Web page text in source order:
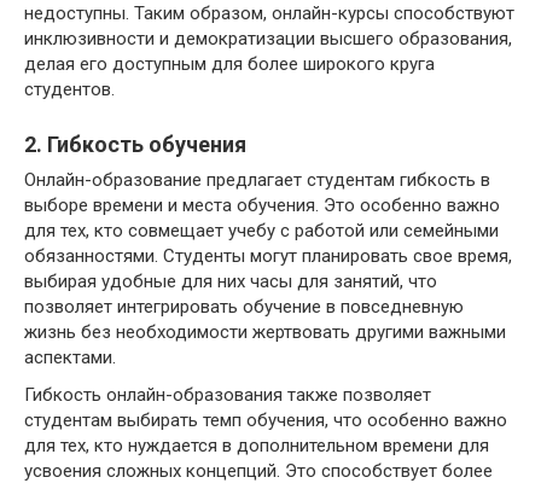
недоступны. Таким образом, онлайн-курсы способствуют
инклюзивности и демократизации высшего образования,
делая его доступным для более широкого круга
студентов.
2. Гибкость обучения
Онлайн-образование предлагает студентам гибкость в
выборе времени и места обучения. Это особенно важно
для тех, кто совмещает учебу с работой или семейными
обязанностями. Студенты могут планировать свое время,
выбирая удобные для них часы для занятий, что
позволяет интегрировать обучение в повседневную
жизнь без необходимости жертвовать другими важными
аспектами.
Гибкость онлайн-образования также позволяет
студентам выбирать темп обучения, что особенно важно
для тех, кто нуждается в дополнительном времени для
усвоения сложных концепций. Это способствует более